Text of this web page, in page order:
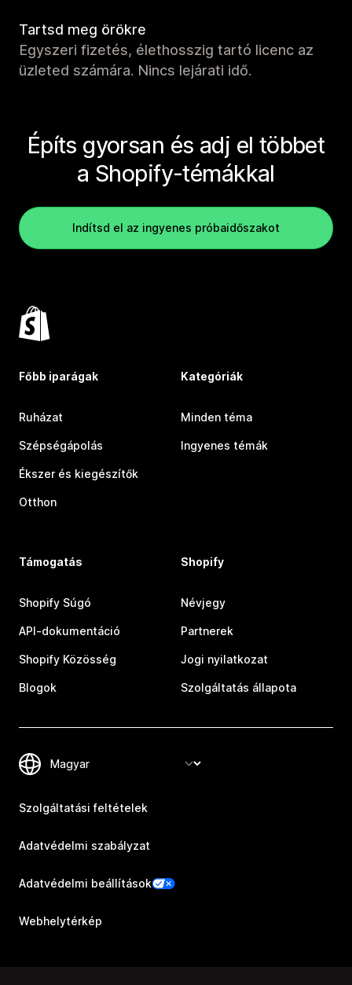
Tartsd meg örökre
Egyszeri fizetés, élethosszig tartó licenc az
üzleted számára. Nincs lejárati idő.
Építs gyorsan és adj el többet
a Shopify-témákkal
Indítsd el az ingyenes próbaidőszakot
Főbb iparágak
Ruházat
Szépségápolás
Ékszer és kiegészítők
Otthon
Kategóriák
Minden téma
Ingyenes témák
Támogatás
Shopify Súgó
API-dokumentáció
Shopify Közösség
Blogok
Shopify
Névjegy
Partnerek
Jogi nyilatkozat
Szolgáltatás állapota
Szolgáltatási feltételek
Adatvédelmi szabályzat
Adatvédelmi beállítások
Webhelytérkép